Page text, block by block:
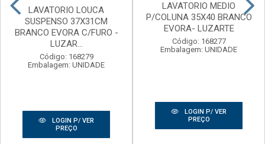
LAVATORIO LOUCA
SUSPENSO 37X31CM
BRANCO EVORA C/FURO -
LUZAR...
Código: 168279
Embalagem: UNIDADE
LOGIN P/ VER
PREÇO
LAVATORIO MEDIO
P/COLUNA 35X40 BRANCO
EVORA- LUZARTE
Código: 168277
Embalagem: UNIDADE
LOGIN P/ VER
PREÇO